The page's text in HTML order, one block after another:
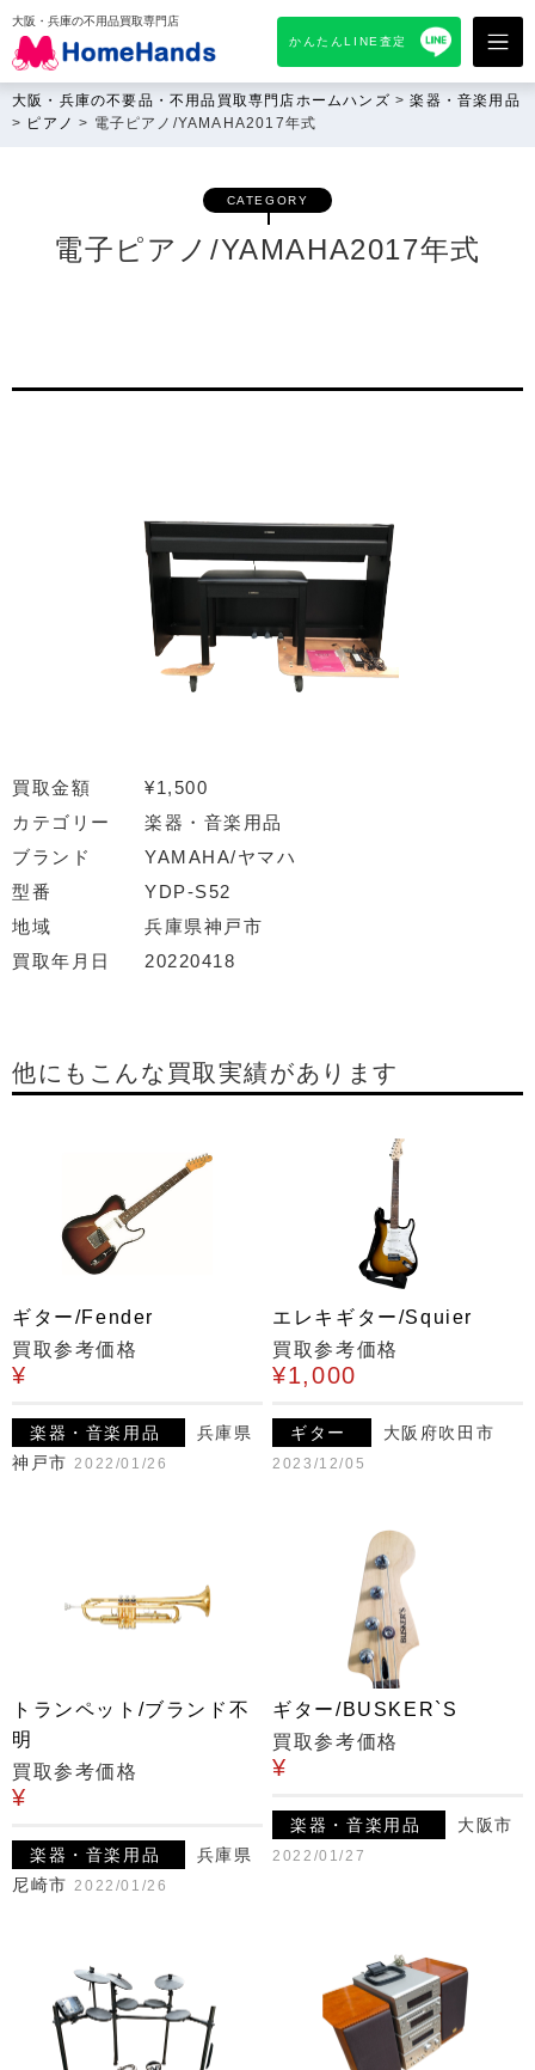
大阪・兵庫の不用品買取専門店
かんたんLINE査定
大阪・兵庫の不要品・不用品買取専門店ホームハンズ >楽器・音楽用品
> ピアノ > 電子ピアノ/YAMAHA2017年式
CATEGORY
電子ピアノ/YAMAHA2017年式
買取金額
¥1,500
カテゴリー
楽器・音楽用品
ブランド
YAMAHA/ヤマハ
型番
YDP-S52
地域
兵庫県神戸市
買取年月日
20220418
他にもこんな買取実績があります
ギター/Fender
買取参考価格
¥
楽器・音楽用品
兵庫県
神戸市 2022/01/26
エレキギター/Squier
買取参考価格
¥1,000
ギター 大阪府吹田市
2023/12/05
トランペット/ブランド不
明
買取参考価格
¥
楽器・音楽用品
兵庫県
尼崎市 2022/01/26
ギター/BUSKER`S
買取参考価格
¥
楽器・音楽用品 大阪市
2022/01/27